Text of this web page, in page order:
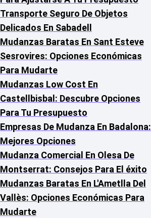
Transporte Seguro De Objetos
Delicados En Sabadell
Mudanzas Baratas En Sant Esteve
Sesrovires: Opciones Económicas
Para Mudarte
Mudanzas Low Cost En
Castellbisbal: Descubre Opciones
Para Tu Presupuesto
Empresas De Mudanza En Badalona:
Mejores Opciones
Mudanza Comercial En Olesa De
Montserrat: Consejos Para El éxito
Mudanzas Baratas En L'Ametlla Del
Vallès: Opciones Económicas Para
Mudarte